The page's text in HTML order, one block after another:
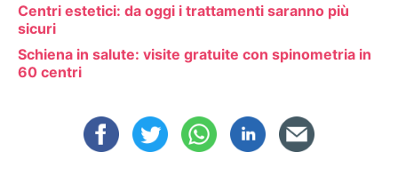
Centri estetici: da oggi i trattamenti saranno più
sicuri
Schiena in salute: visite gratuite con spinometria in
60 centri